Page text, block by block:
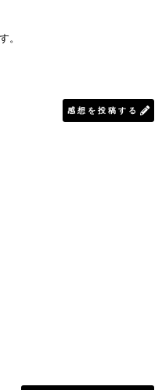
。
感想を投稿する